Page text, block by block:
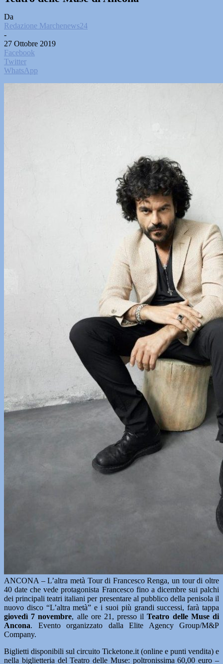
Da
Redazione Marchenews24
-
27 Ottobre 2019
Facebook
Twitter
WhatsApp
ANCONA – L’altra metà Tour di Francesco Renga, un tour di oltre
40 date che vede protagonista Francesco fino a dicembre sui palchi
dei principali teatri italiani per presentare al pubblico della penisola il
nuovo disco “L’altra metà” e i suoi più grandi successi, farà tappa
giovedì 7 novembre, alle ore 21, presso ilTeatro delle Muse di
Ancona. Evento organizzato dalla Elite Agency Group/M&P
Company.
Biglietti disponibili sul circuito Ticketone.it (online e punti vendita) e
nella biglietteria del Teatro delle Muse: poltronissima 60,00 euro –